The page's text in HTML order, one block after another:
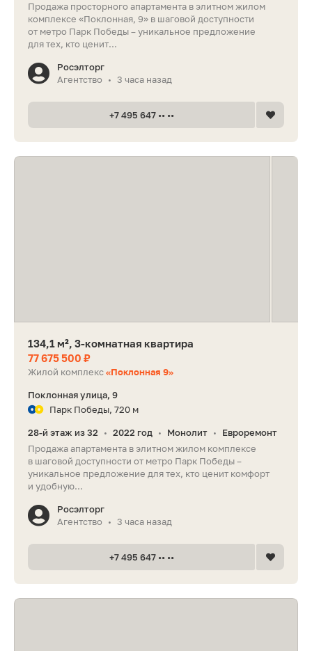
Продажа просторного апартамента в элитном жилом
комплексе «Поклонная, 9» в шаговой доступности
от метро Парк Победы – уникальное предложение
для тех, кто ценит...
Росэлторг
Агентство
• 3 часа назад
+7 495 647 •• ••
134,1 м², 3-комнатная квартира
77 675 500 ₽
Жилой комплекс«Поклонная 9»
Поклонная улица, 9
Парк Победы, 720 м
28-й этаж из 32 • 2022 год • Монолит •
Евроремонт
Продажа апартамента в элитном жилом комплексе
в шаговой доступности от метро Парк Победы –
уникальное предложение для тех, кто ценит комфорт
и удобную...
Росэлторг
Агентство
• 3 часа назад
+7 495 647 •• ••